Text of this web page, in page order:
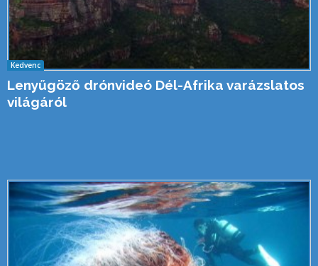
Kedvenc
Lenyűgöző drónvideó Dél-Afrika varázslatos
világáról